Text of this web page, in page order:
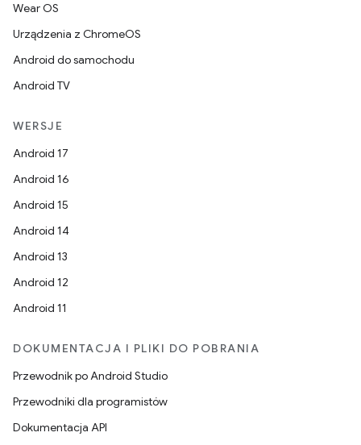
Wear OS
Urządzenia z ChromeOS
Android do samochodu
Android TV
WERSJE
Android 17
Android 16
Android 15
Android 14
Android 13
Android 12
Android 11
DOKUMENTACJA I PLIKI DO POBRANIA
Przewodnik po Android Studio
Przewodniki dla programistów
Dokumentacja API